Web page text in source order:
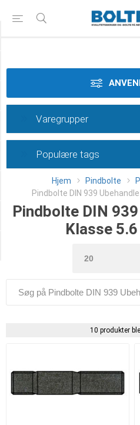
Hjem Pindbolte
Pindbolte DIN 939
Pindbolte DIN
Klasse
10 produkter
Overflade
Længde
Klasse
Type
Varegrupper
Populære tags